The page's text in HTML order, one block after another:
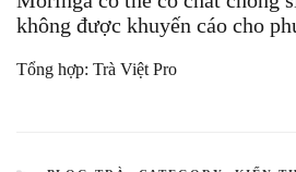
không được khuyến cáo cho
Tổng hợp: Trà Việt Pro